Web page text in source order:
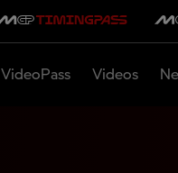
VideoPass Videos